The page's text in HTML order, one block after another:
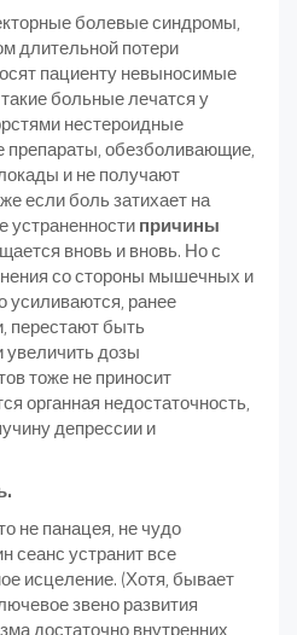
болевые синдромы,
длительной потери
пациенту невыносимые
больные лечатся у
нестероидные
препараты, обезболивающие,
и не получают
если боль затихает на
устраненностипричины
вновь и вновь. Но с
со стороны мышечных и
усиливаются, ранее
перестают быть
дозы
тоже не приносит
органная недостаточность,
депрессии и
не панацея, не чудо
сеанс устранит все
исцеление. (Хотя, бывает
звено развития
достаточно внутренних